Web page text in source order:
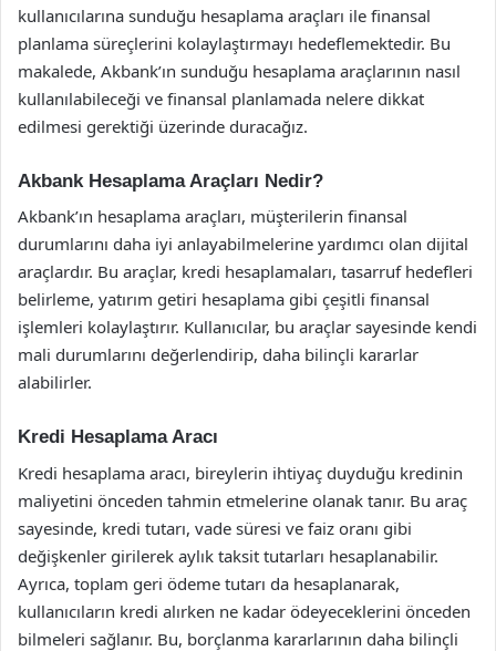
kullanıcılarına sunduğu hesaplama araçları ile finansal
planlama süreçlerini kolaylaştırmayı hedeflemektedir. Bu
makalede, Akbank’ın sunduğu hesaplama araçlarının nasıl
kullanılabileceği ve finansal planlamada nelere dikkat
edilmesi gerektiği üzerinde duracağız.
Akbank Hesaplama Araçları Nedir?
Akbank’ın hesaplama araçları, müşterilerin finansal
durumlarını daha iyi anlayabilmelerine yardımcı olan dijital
araçlardır. Bu araçlar, kredi hesaplamaları, tasarruf hedefleri
belirleme, yatırım getiri hesaplama gibi çeşitli finansal
işlemleri kolaylaştırır. Kullanıcılar, bu araçlar sayesinde kendi
mali durumlarını değerlendirip, daha bilinçli kararlar
alabilirler.
Kredi Hesaplama Aracı
Kredi hesaplama aracı, bireylerin ihtiyaç duyduğu kredinin
maliyetini önceden tahmin etmelerine olanak tanır. Bu araç
sayesinde, kredi tutarı, vade süresi ve faiz oranı gibi
değişkenler girilerek aylık taksit tutarları hesaplanabilir.
Ayrıca, toplam geri ödeme tutarı da hesaplanarak,
kullanıcıların kredi alırken ne kadar ödeyeceklerini önceden
bilmeleri sağlanır. Bu, borçlanma kararlarının daha bilinçli